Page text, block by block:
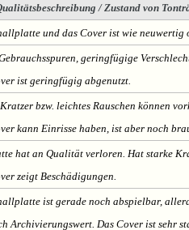
/ Zustand von
und das Cover ist wie
geringfügige
ist geringfügig abgenutzt.
bzw. leichtes Rauschen können
kann Einrisse haben, ist aber noch
hat an Qualität verloren. Hat starke
zeigt Beschädigungen.
ist gerade noch abspielbar,
Archivierungswert. Das Cover ist sehr